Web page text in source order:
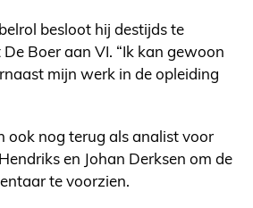
besloot hij destijds te
Boer aan VI. “Ik kan gewoon
mijn werk in de opleiding
ook nog terug als analist voor
en Johan Derksen om de
te voorzien.